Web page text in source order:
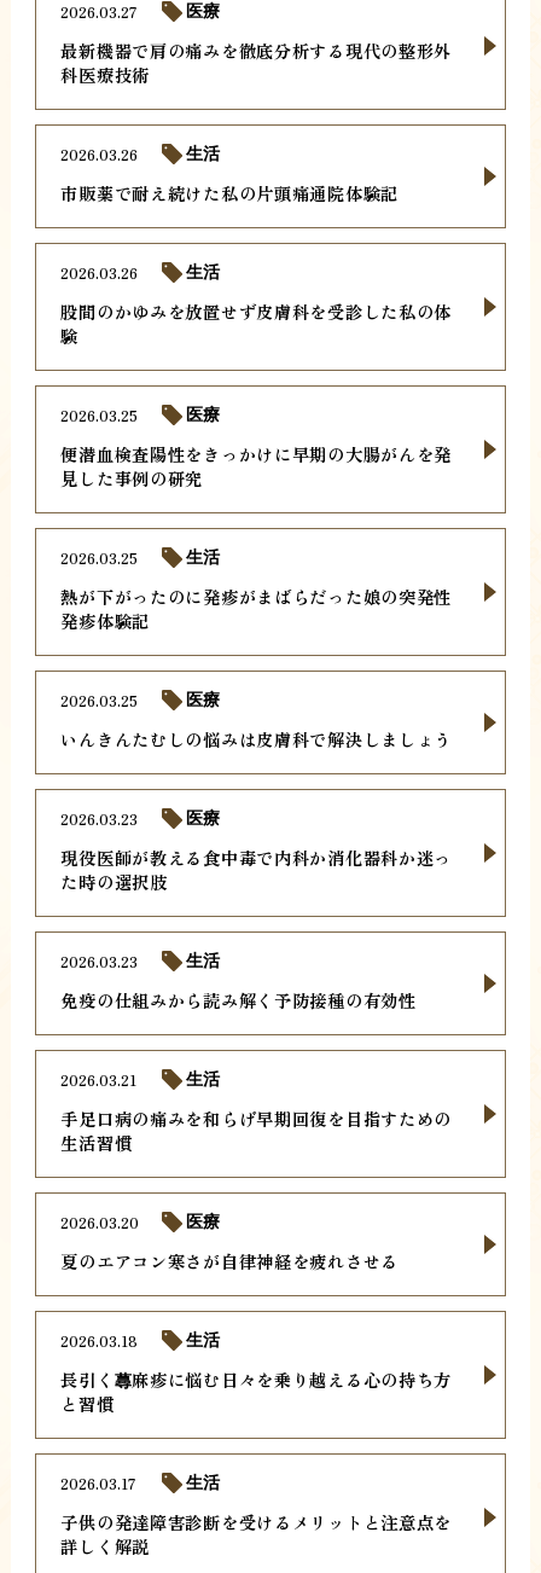
最新機器で肩の痛みを徹底分析する現代の整形外
科医療技術
2026.03.27 医療
市販薬で耐え続けた私の片頭痛通院体験記
2026.03.26 生活
股間のかゆみを放置せず皮膚科を受診した私の体
験
2026.03.26 生活
便潜血検査陽性をきっかけに早期の大腸がんを発
見した事例の研究
2026.03.25 医療
熱が下がったのに発疹がまばらだった娘の突発性
発疹体験記
2026.03.25 生活
いんきんたむしの悩みは皮膚科で解決しましょう
2026.03.25 医療
現役医師が教える食中毒で内科か消化器科か迷っ
た時の選択肢
2026.03.23 医療
免疫の仕組みから読み解く予防接種の有効性
2026.03.23 生活
手足口病の痛みを和らげ早期回復を目指すための
生活習慣
2026.03.21 生活
夏のエアコン寒さが自律神経を疲れさせる
2026.03.20 医療
長引く蕁麻疹に悩む日々を乗り越える心の持ち方
と習慣
2026.03.18 生活
子供の発達障害診断を受けるメリットと注意点を
詳しく解説
2026.03.17 生活